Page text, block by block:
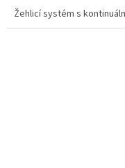
Žehlicí systém s